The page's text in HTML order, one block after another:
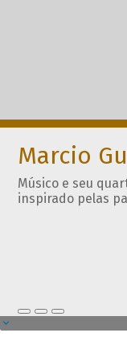
Marcio
Músico e seu
inspirado pelas